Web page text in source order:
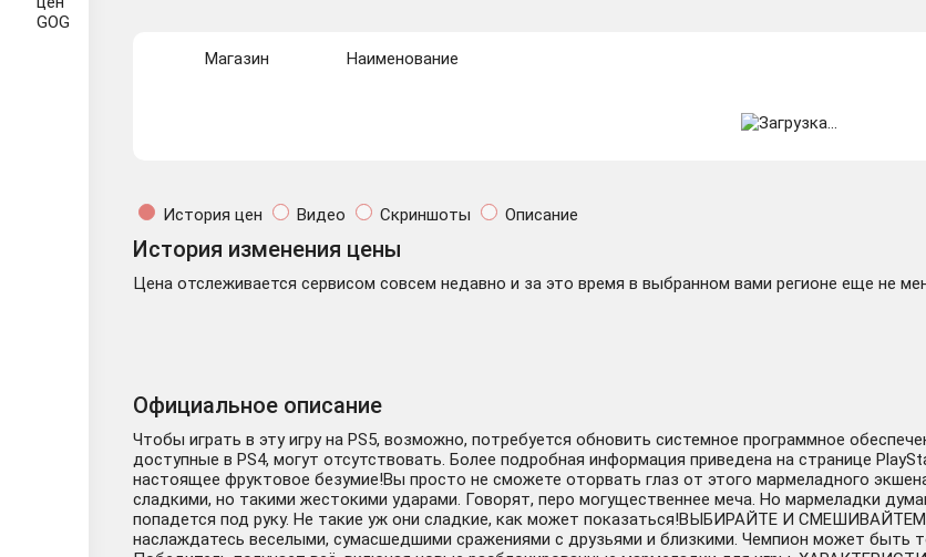
Магазин Наименование
История цен Видео Скриншоты Описание
История изменения цены
Цена отслеживается сервисом совсем недавно и за это время в выбранном вами регионе еще не
Официальное описание
Чтобы играть в эту игру на PS5, возможно, потребуется обновить системное программное
доступные в PS4, могут отсутствовать. Более подробная информация приведена на странице
настоящее фруктовое безумие!Вы просто не сможете оторвать глаз от этого мармеладного
сладкими, но такими жестокими ударами. Говорят, перо могущественнее меча. Но мармеладки
попадется под руку. Не такие уж они сладкие, как может показаться!ВЫБИРАЙТЕ И
наслаждатесь веселыми, сумасшедшими сражениями с друзьями и близкими. Чемпион может быть